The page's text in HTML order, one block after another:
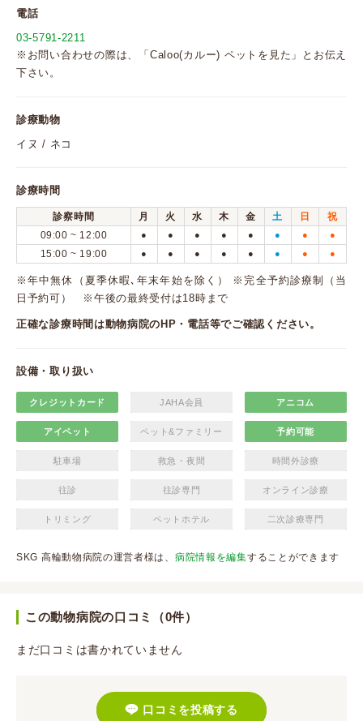
電話
03-5791-2211
※お問い合わせの際は、「Caloo(カルー) ペットを見た」とお伝え
下さい。
診療動物
イヌ / ネコ
診療時間
診察時間 月 火 水 木 金 土 日
祝
09:00 ~ 12:00
● ● ● ● ● ● ● ●
15:00 ~ 19:00 ● ● ● ● ● ● ● ●
※年中無休（夏季休暇､年末年始を除く） ※完全予約診療制（当
日予約可） ※午後の最終受付は18時まで
正確な診療時間は動物病院のHP・電話等でご確認ください。
設備・取り扱い
クレジットカード JAHA会員 アニコム
アイペット ペット&ファミリー 予約可能
駐車場 救急・夜間 時間外診療
往診 往診専門 オンライン診療
トリミング ペットホテル 二次診療専門
SKG 高輪動物病院の運営者様は、 病院情報を編集することができます
この動物病院の口コミ（0件）
まだ口コミは書かれていません
口コミを投稿する